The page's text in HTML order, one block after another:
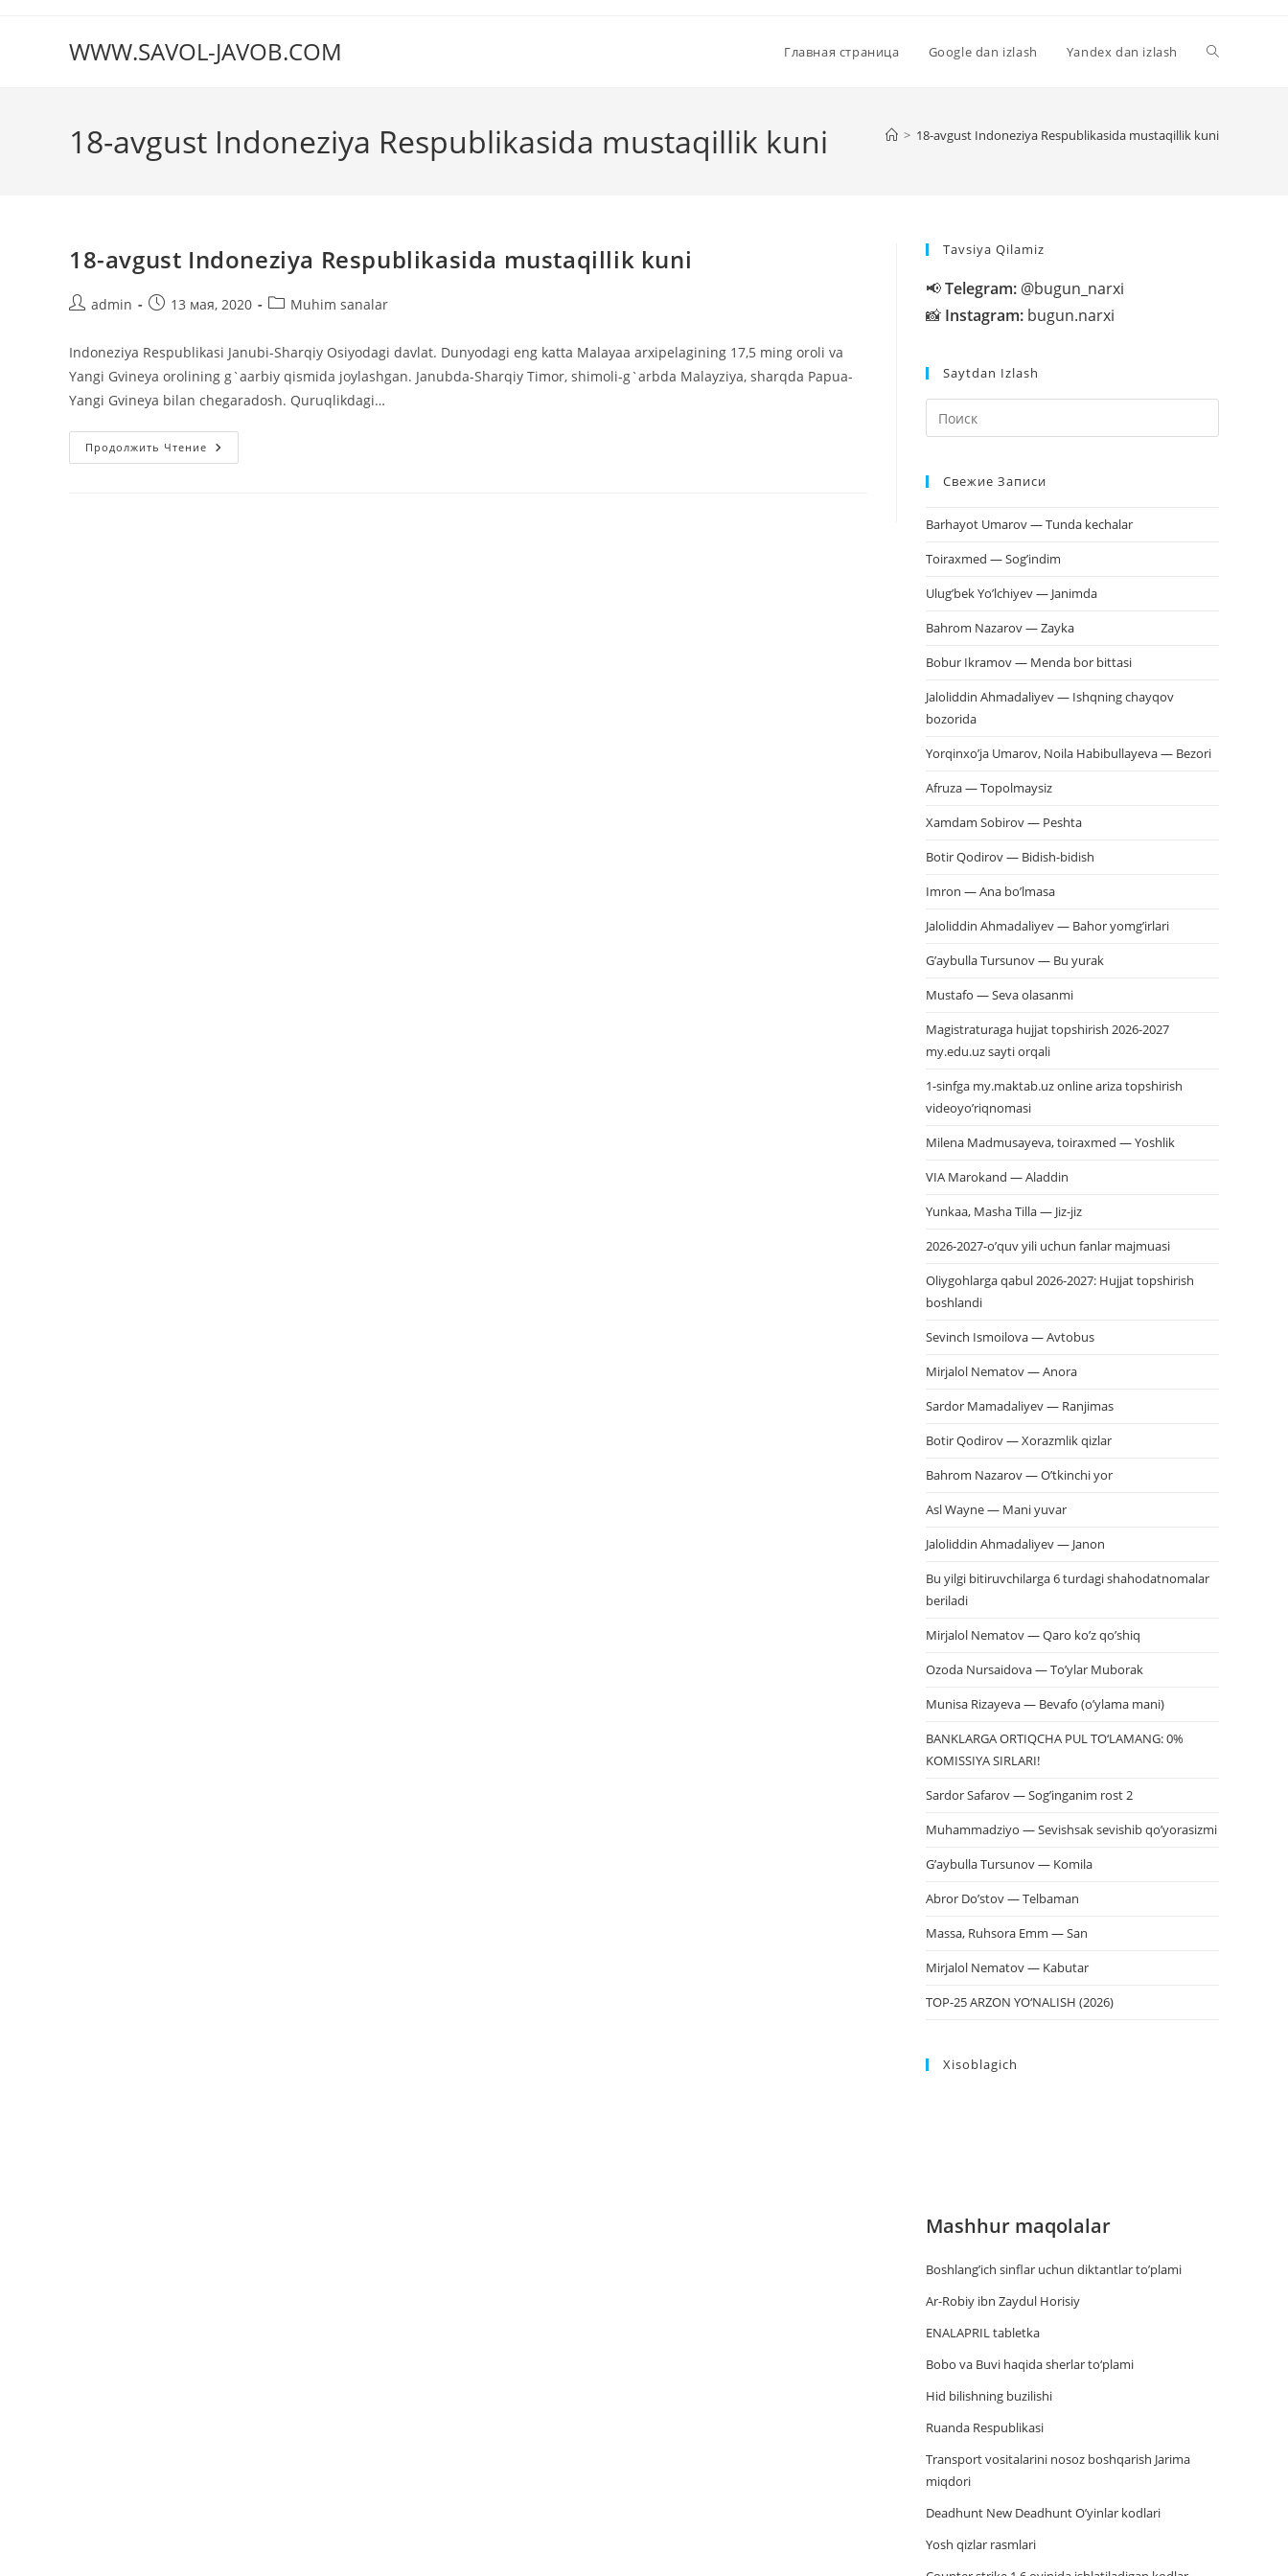
содержимомуWWW.SAVOL-JAVOB.COM Главная страница Google dan izlash Yandex dan izlash
18-avgust Indoneziya Respublikasida mustaqillik kuni > 18-avgust Indoneziya Respublikasida mustaqillik kuni
18-avgust Indoneziya Respublikasida mustaqillik kuni
Авторadmin
Запись13 мая, 2020
Рубрика
Muhim sanalar
Indoneziya Respublikasi Janubi-Sharqiy Osiyodagi davlat. Dunyodagi eng katta Malayaa arxipelagining 17,5 ming oroli va
Yangi Gvineya orolining g`aarbiy qismida joylashgan. Janubda-Sharqiy Timor, shimoli-g`arbda Malayziya, sharqda Papua-
Yangi Gvineya bilan chegaradosh. Quruqlikdagi…
Продолжить Чтение 18-
Avgust
Tavsiya Qilamiz
📢Telegram: @bugun_narxi
📸 Instagram: bugun.narxi
Saytdan Izlash
клавишу
Свежие Записи
Barhayot Umarov — Tunda kechalar
Toiraxmed — Sog’indim
Ulug’bek Yo’lchiyev — Janimda
Bahrom Nazarov — Zayka
Bobur Ikramov — Menda bor bittasi
Jaloliddin Ahmadaliyev — Ishqning chayqov
bozorida
Yorqinxo’ja Umarov, Noila Habibullayeva — Bezori
Afruza — Topolmaysiz
Xamdam Sobirov — Peshta
Botir Qodirov — Bidish-bidish
Imron — Ana bo’lmasa
Jaloliddin Ahmadaliyev — Bahor yomg’irlari
G’aybulla Tursunov — Bu yurak
Mustafo — Seva olasanmi
Magistraturaga hujjat topshirish 2026-2027
my.edu.uz sayti orqali
1-sinfga my.maktab.uz online ariza topshirish
videoyo’riqnomasi
Milena Madmusayeva, toiraxmed — Yoshlik
VIA Marokand — Aladdin
Yunkaa, Masha Tilla — Jiz-jiz
2026-2027-o’quv yili uchun fanlar majmuasi
Oliygohlarga qabul 2026-2027: Hujjat topshirish
boshlandi
Sevinch Ismoilova — Avtobus
Mirjalol Nematov — Anora
Sardor Mamadaliyev — Ranjimas
Botir Qodirov — Xorazmlik qizlar
Bahrom Nazarov — O’tkinchi yor
Asl Wayne — Mani yuvar
Jaloliddin Ahmadaliyev — Janon
Bu yilgi bitiruvchilarga 6 turdagi shahodatnomalar
beriladi
Mirjalol Nematov — Qaro ko’z qo’shiq
Ozoda Nursaidova — To’ylar Muborak
Munisa Rizayeva — Bevafo (o’ylama mani)
BANKLARGA ORTIQCHA PUL TO‘LAMANG: 0%
KOMISSIYA SIRLARI!
Sardor Safarov — Sog’inganim rost 2
Muhammadziyo — Sevishsak sevishib qo’yorasizmi
G’aybulla Tursunov — Komila
Abror Do’stov — Telbaman
Massa, Ruhsora Emm — San
Mirjalol Nematov — Kabutar
TOP-25 ARZON YO‘NALISH (2026)
Xisoblagich
Mashhur maqolalar
Boshlang’ich sinflar uchun diktantlar to’plami
Ar-Robiy ibn Zaydul Horisiy
ENALAPRIL tabletka
Bobo va Buvi haqida sherlar to‘plami
Hid bilishning buzilishi
Ruanda Respublikasi
Trаnsport vositаlаrini nosoz boshqаrish Jаrimа
miqdori
Deadhunt New Deadhunt O’yinlar kodlari
Yosh qizlar rasmlari